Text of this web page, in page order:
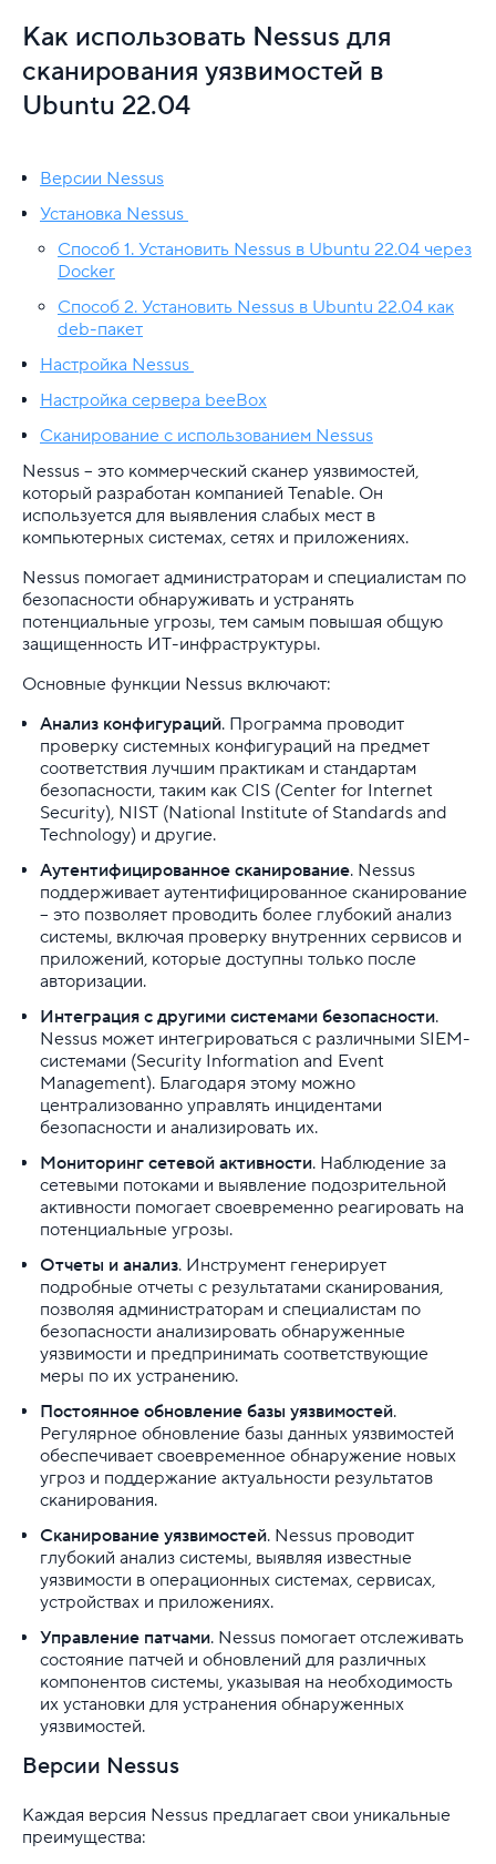
Общая информация
Перенос сайта с вирт. хостинга на VDS
Заказ и установка лицензии BitNinja
Как использовать Nessus для сканирования
Как подключить Node.js к базе данных MongoDB
Как создать пользователя PostgreSQL:
Как удалить базу данных PostgreSQL
Как установить Docker на Debian
Как установить FFmpeg на VPS
Как установить Kali Linux на VirtualBox
Как установить Kali Linux на VMware Workstation
Как установить и настроить BitrixVM
Миграция базы данных Bitrix с виртуального
Миграция базы данных Opencart с виртуального
Настройка firewalld в CentOS
Настройка MySQL на отдельном сервере с
Настройка NTP на сервере
Настройка VPN на Mikrotik CHR
Обновление версии PHP для BitrixVM
Перенос базы данных WordPress с виртуального
Редирект с HTTP на HTTPS для Linux
Управление сервером Minecraft
Установка и настройка Kubernetes
Установка и настройка PostgreSQL в Docker
Установка и настройка SSH-сервера на Debian
Установка пакетов формата .deb
...
Ubuntu
Диагностика и исправление неполадок
Панели управления для VPS
Создание и настройка виртуальных машин
SSH
Облачная платформа
Почта
Как использовать Nessus для
сканирования уязвимостей в
Ubuntu 22.04
Версии Nessus
Установка Nessus
Способ 1. Установить Nessus в Ubuntu 22.04 через
Docker
Способ 2. Установить Nessus в Ubuntu 22.04 как
deb-пакет
Настройка Nessus
Настройка сервера beeBox
Сканирование с использованием Nessus
Nessus – это коммерческий сканер уязвимостей,
который разработан компанией Tenable. Он
используется для выявления слабых мест в
компьютерных системах, сетях и приложениях.
Nessus помогает администраторам и специалистам по
безопасности обнаруживать и устранять
потенциальные угрозы, тем самым повышая общую
защищенность ИТ-инфраструктуры.
Основные функции Nessus включают:
Анализ конфигураций. Программа проводит
проверку системных конфигураций на предмет
соответствия лучшим практикам и стандартам
безопасности, таким как CIS (Center for Internet
Security), NIST (National Institute of Standards and
Technology) и другие.
Аутентифицированное сканирование. Nessus
поддерживает аутентифицированное сканирование
– это позволяет проводить более глубокий анализ
системы, включая проверку внутренних сервисов и
приложений, которые доступны только после
авторизации.
Интеграция с другими системами безопасности.
Nessus может интегрироваться с различными SIEM-
системами (Security Information and Event
Management). Благодаря этому можно
централизованно управлять инцидентами
безопасности и анализировать их.
Мониторинг сетевой активности. Наблюдение за
сетевыми потоками и выявление подозрительной
активности помогает своевременно реагировать на
потенциальные угрозы.
Отчеты и анализ. Инструмент генерирует
подробные отчеты с результатами сканирования,
позволяя администраторам и специалистам по
безопасности анализировать обнаруженные
уязвимости и предпринимать соответствующие
меры по их устранению.
Постоянное обновление базы уязвимостей.
Регулярное обновление базы данных уязвимостей
обеспечивает своевременное обнаружение новых
угроз и поддержание актуальности результатов
сканирования.
Сканирование уязвимостей. Nessus проводит
глубокий анализ системы, выявляя известные
уязвимости в операционных системах, сервисах,
устройствах и приложениях.
Управление патчами. Nessus помогает отслеживать
состояние патчей и обновлений для различных
компонентов системы, указывая на необходимость
их установки для устранения обнаруженных
уязвимостей.
Версии Nessus
Каждая версия Nessus предлагает свои уникальные
преимущества: